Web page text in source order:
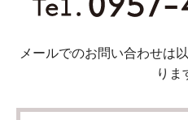
メールでのお問い合わせは
りま